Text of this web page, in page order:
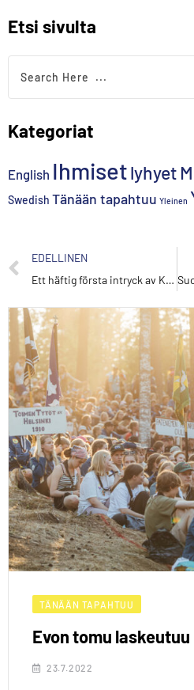
Etsi sivulta
Kategoriat
English Ihmisetlyhyet
Swedish Tänään tapahtuu Yleinen
EDELLINEN
Ett häftig första intryck av Kajo
TÄNÄÄN TAPAHTUU
Evon tomu laskeutuu
23.7.2022